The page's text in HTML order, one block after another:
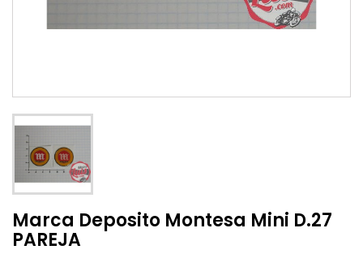
Marca Deposito Montesa Mini D.27
PAREJA